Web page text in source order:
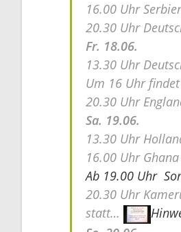
16.00 Uhr
20.30 Uhr
Fr. 18.06.
13.30 Uhr
Um 16 Uhr
20.30 Uhr
Sa. 19.06.
13.30 Uhr
16.00 Uhr
Ab 19.00 Uhr
20.30 Uhr
statt…